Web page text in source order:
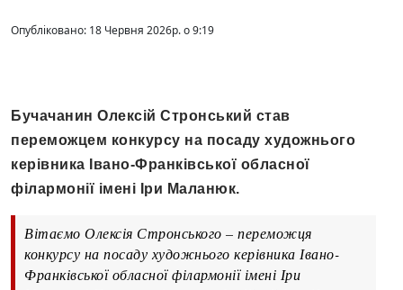
Опубліковано: 18 Червня 2026р. о 9:19
Бучачанин Олексій Стронський став
переможцем конкурсу на посаду художнього
керівника Івано-Франківської обласної
філармонії імені Іри Маланюк.
Вітаємо Олексія Стронського – переможця
конкурсу на посаду художнього керівника Івано-
Франківської обласної філармонії імені Іри